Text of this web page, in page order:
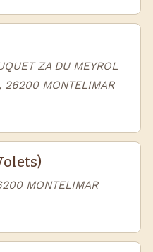
ZA DU MEYROL
26200 MONTELIMAR
MONTELIMAR